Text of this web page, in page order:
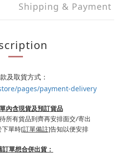
Shipping & Payment
及取貨方式：
pages/payment-delivery
內含現貨及預訂貨品
所有貨品到齊再安排面交/寄出
下單時[訂單備註]告知以便安排
訂單想合併出貨：